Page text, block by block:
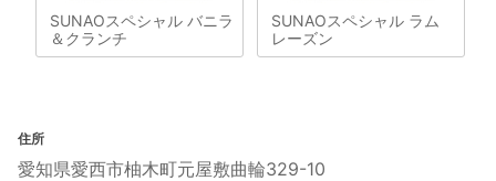
SUNAOスペシャル バニラ
＆クランチ
SUNAOスペシャル ラム
レーズン
住所
愛知県愛西市柚木町元屋敷曲輪329-10